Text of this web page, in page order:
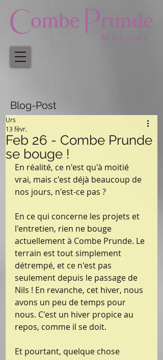
Blog-Post
Feb 26 - Combe Prunde
se bouge !
Urs
13 févr.
En réalité, ce n'est qu'à moitié
vrai, mais c'est déjà beaucoup de
nos jours, n'est-ce pas ?
En ce qui concerne les projets et
l'entretien, rien ne bouge
actuellement à Combe Prunde. Le
terrain est tout simplement
détrempé, et ce n'est pas
seulement depuis le passage de
Nils ! En revanche, cet hiver, nous
avons un peu de temps pour
nous. C'est un hiver propice au
repos, comme il se doit.
Et pourtant, quelque chose